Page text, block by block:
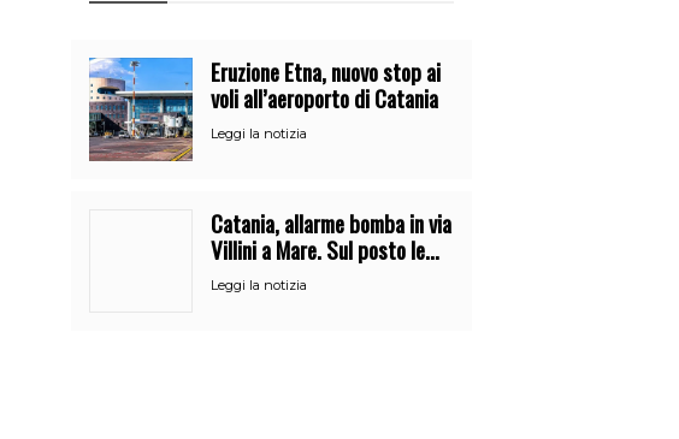
Eruzione Etna, nuovo stop ai
voli all’aeroporto di Catania
Leggi la notizia
Catania, allarme bomba in via
Villini a Mare. Sul posto le
forze dell’ordine
Leggi la notizia